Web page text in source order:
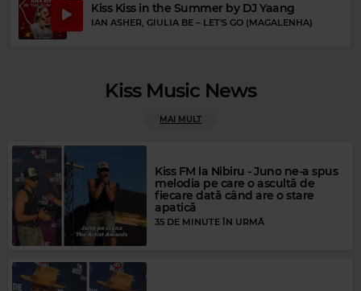
AYNSLEY LISTER
Kiss Kiss in the Summer by DJ Yaang
IAN ASHER, GIULIA BE – LET'S GO (MAGALENHA)
Kiss Music News
MAI MULT
Kiss FM la Nibiru - Juno ne-a spus
melodia pe care o ascultă de
fiecare dată când are o stare
apatică
35 DE MINUTE ÎN URMĂ